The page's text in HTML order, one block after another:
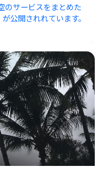
のサービスをまとめた
公開されれています。